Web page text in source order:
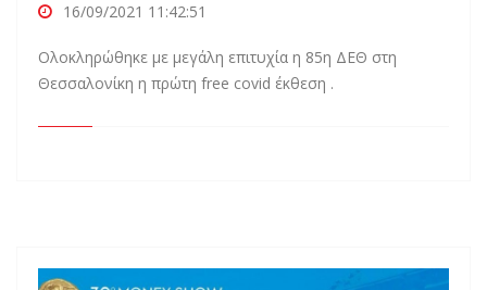
16/09/2021 11:42:51
Ολοκληρώθηκε με μεγάλη επιτυχία η 85η ΔΕΘ στη
Θεσσαλονίκη η πρώτη free covid έκθεση .